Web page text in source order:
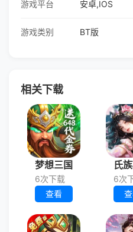
游戏平台 安卓,IOS
游戏类别 BT版
相关下载
梦想三国
6次下载
查看
氏
6次